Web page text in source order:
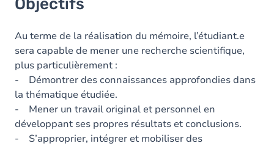
Objectifs
Au terme de la réalisation du mémoire, l’étudiant.e
sera capable de mener une recherche scientifique,
plus particulièrement :
- Démontrer des connaissances approfondies dans
la thématique étudiée.
- Mener un travail original et personnel en
développant ses propres résultats et conclusions.
- S’approprier, intégrer et mobiliser des